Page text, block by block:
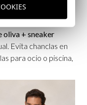
de algodón sin
oliva + sneaker
Evita chanclas en
para ocio o piscina,